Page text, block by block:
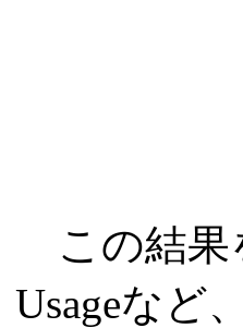
この結果
Usageなど